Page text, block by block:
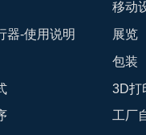
器-使用说明
移动
展览
包装
3D打
工厂